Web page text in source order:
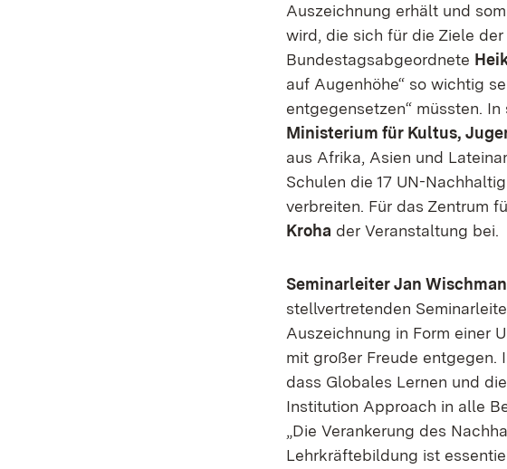
Auszeichnung erhält und
wird, die sich für die Ziele
Bundestagsabgeordnete
auf Augenhöhe“ so wichtig
entgegensetzen“ müssten.
Ministerium für Kultus,
aus Afrika, Asien und
Schulen die 17 UN-
verbreiten. Für das Zentrum
Kroha der Veranstaltung bei.
Seminarleiter Jan
stellvertretenden
Auszeichnung in Form einer
mit großer Freude entgegen.
dass Globales Lernen und
Institution Approach in alle
„Die Verankerung des
Lehrkräftebildung ist